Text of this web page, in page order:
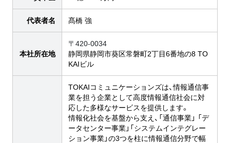
代表者名 髙橋 強
本社所在地
〒420-0034
静岡県静岡市葵区常磐町2丁目6番地の8 TO
KAIビル
TOKAIコミュニケーションズは、情報通信事
業を担う企業として高度情報通信社会に対
応した多様なサービスを提供します。
情報化社会を基盤から支え、「通信事業」 「デ
ータセンター事業」「システムインテグレー
ション事業」の3つを柱に情報通信分野で幅